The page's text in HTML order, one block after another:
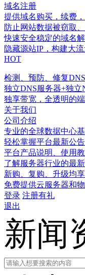
域名注册
提供域名购买，续费
防止网站数据被窃取
快速安全稳定的域名
隐藏源站IP，构建大
HOT
检测、预防、修复
独立DNS服务器+独立
独享带宽，全透明的
关于我们
公司介绍
专业的全球数据中心
轻松掌握平台最新公
平台产品说明、使用
了解服务器行业的最
新购、复购、升级均
免费提供云服务器和
登录 注册有礼
退出
新闻